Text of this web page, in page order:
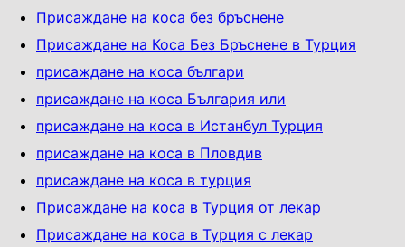
Присаждане на коса без бръснене
Присаждане на Коса Без Бръснене в Турция
присаждане на коса българи
присаждане на коса България или
присаждане на коса в Истанбул Турция
присаждане на коса в Пловдив
присаждане на коса в турция
Присаждане на коса в Турция от лекар
Присаждане на коса в Турция с лекар